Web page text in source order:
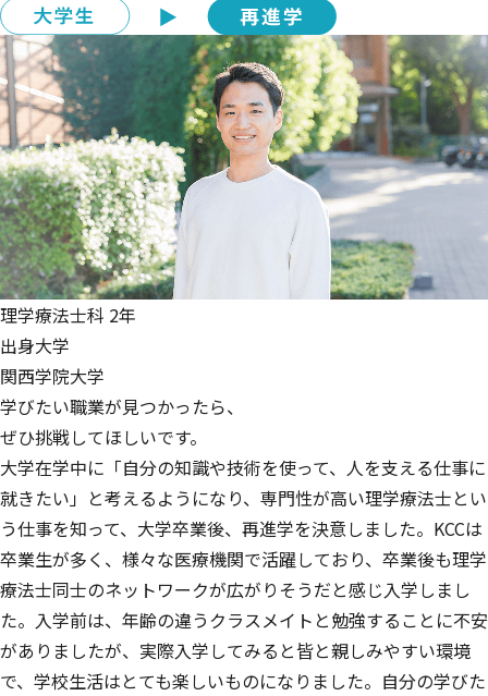
理学療法士科 2年
出身大学
関西学院大学
学びたい職業が見つかったら、
ぜひ挑戦してほしいです。
大学在学中に「自分の知識や技術を使って、人を支える仕事に
就きたい」と考えるようになり、専門性が高い理学療法士とい
う仕事を知って、大学卒業後、再進学を決意しました。KCCは
卒業生が多く、様々な医療機関で活躍しており、卒業後も理学
療法士同士のネットワークが広がりそうだと感じ入学しまし
た。入学前は、年齢の違うクラスメイトと勉強することに不安
がありましたが、実際入学してみると皆と親しみやすい環境
で、学校生活はとても楽しいものになりました。自分の学びた